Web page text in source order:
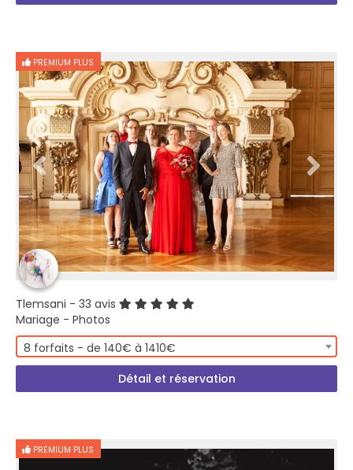
PREMIUM PLUS
Tlemsani - 33 avis
Mariage - Photos
8 forfaits - de 140€ à 1410€
Détail et réservation
PREMIUM PLUS